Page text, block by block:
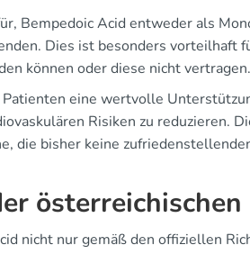
Bempedoic Acid entweder als
Dies ist besonders vorteilhaft
können oder diese nicht vertragen.
eine wertvolle
Risiken zu reduzieren.
die bisher keine
nicht nur gemäß den offiziellen